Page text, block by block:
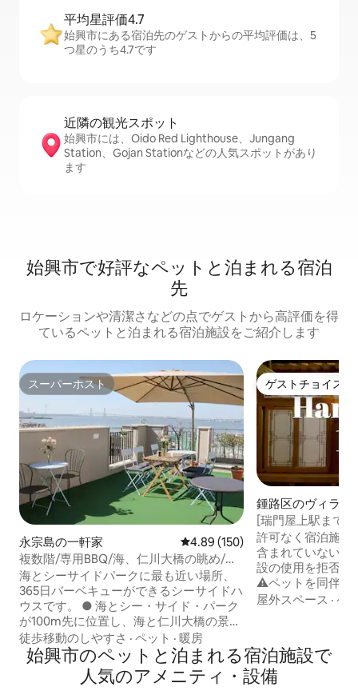
平均星評価4.7
始興市にある宿泊先のゲストからの平均評価は、5
つ星のうち4.7です
近隣の観光ス⁠ポ⁠ッ⁠ト
始興市には、Oido Red Lighthouse、Jungang
Station、Gojan Stationなどの人気スポットがあり
ます
始興市で好評なペットと泊まれる宿泊
先
ロケーションや清潔さなどの点でゲストから高評価を得
ているペットと泊まれる宿泊施設をご紹介します
スーパーホスト
スーパーホスト
永宗島の一軒家 レビュー150件、5つ星中4.89つ
4.89 (150)
複数階/専用BBQ/海、仁川大橋の眺め/ナ
イトスポット/Netflix <SEASIDE HOUSE>
複数階101
海とシーサイドパークに最も近い場所、
365日バーベキューができるシーサイドハ
ウスです。 ● 海とシー・サイド・パーク
が100m先に位置し、海と仁川大橋の景
色、夜景が素晴らしい場所です。（地図
に表示されている位置と1 km程度の差が
あります 予約後に住所をお送りします）
● 仁川空港から10分の3階の田舎の家で、
徒歩移動のしやすさ · ペット · 暖房
ゲストチョイス
ゲストチョイス
鍾路区のヴィラ
[瑞門屋上駅まで
歩5分•パーティー
1939/Dog O,
許可なく宿泊施設
含まれていない人
設の使用を拒否さ
⚠️ペットを同伴す
お知らせください。 家全体をご利用
❇️です。宿泊施設
の駐車スペースがありま
たダイニングルー
（Netflix）、AI
屋外スペース ·ペ
始興市のペットと泊まれる宿泊施設で
人気のアメニティ・設備